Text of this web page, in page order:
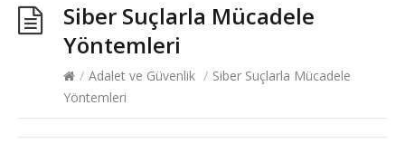
Siber Suçlarla Mücadele
Yöntemleri
/ Adalet ve Güvenlik / Siber Suçlarla Mücadele
Yöntemleri